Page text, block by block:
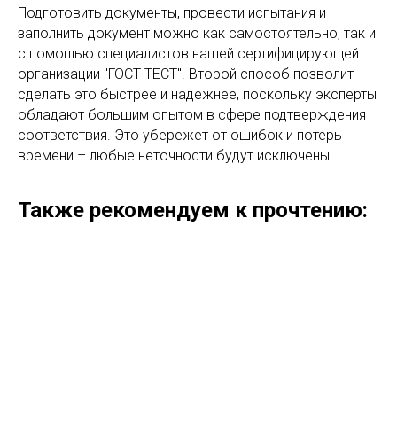
Подготовить документы, провести испытания и
заполнить документ можно как самостоятельно, так и
с помощью специалистов нашей сертифицирующей
организации "ГОСТ ТЕСТ". Второй способ позволит
сделать это быстрее и надежнее, поскольку эксперты
обладают большим опытом в сфере подтверждения
соответствия. Это убережет от ошибок и потерь
времени – любые неточности будут исключены.
Также рекомендуем к прочтению: